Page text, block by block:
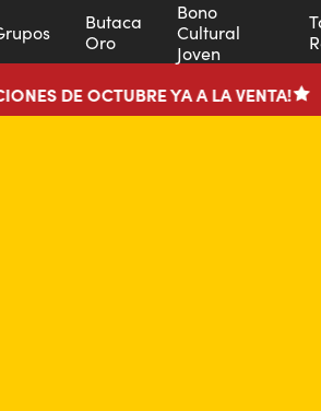
Butaca
Oro
Bono
Cultural
Joven
YA A LA VENTA! MEJOR